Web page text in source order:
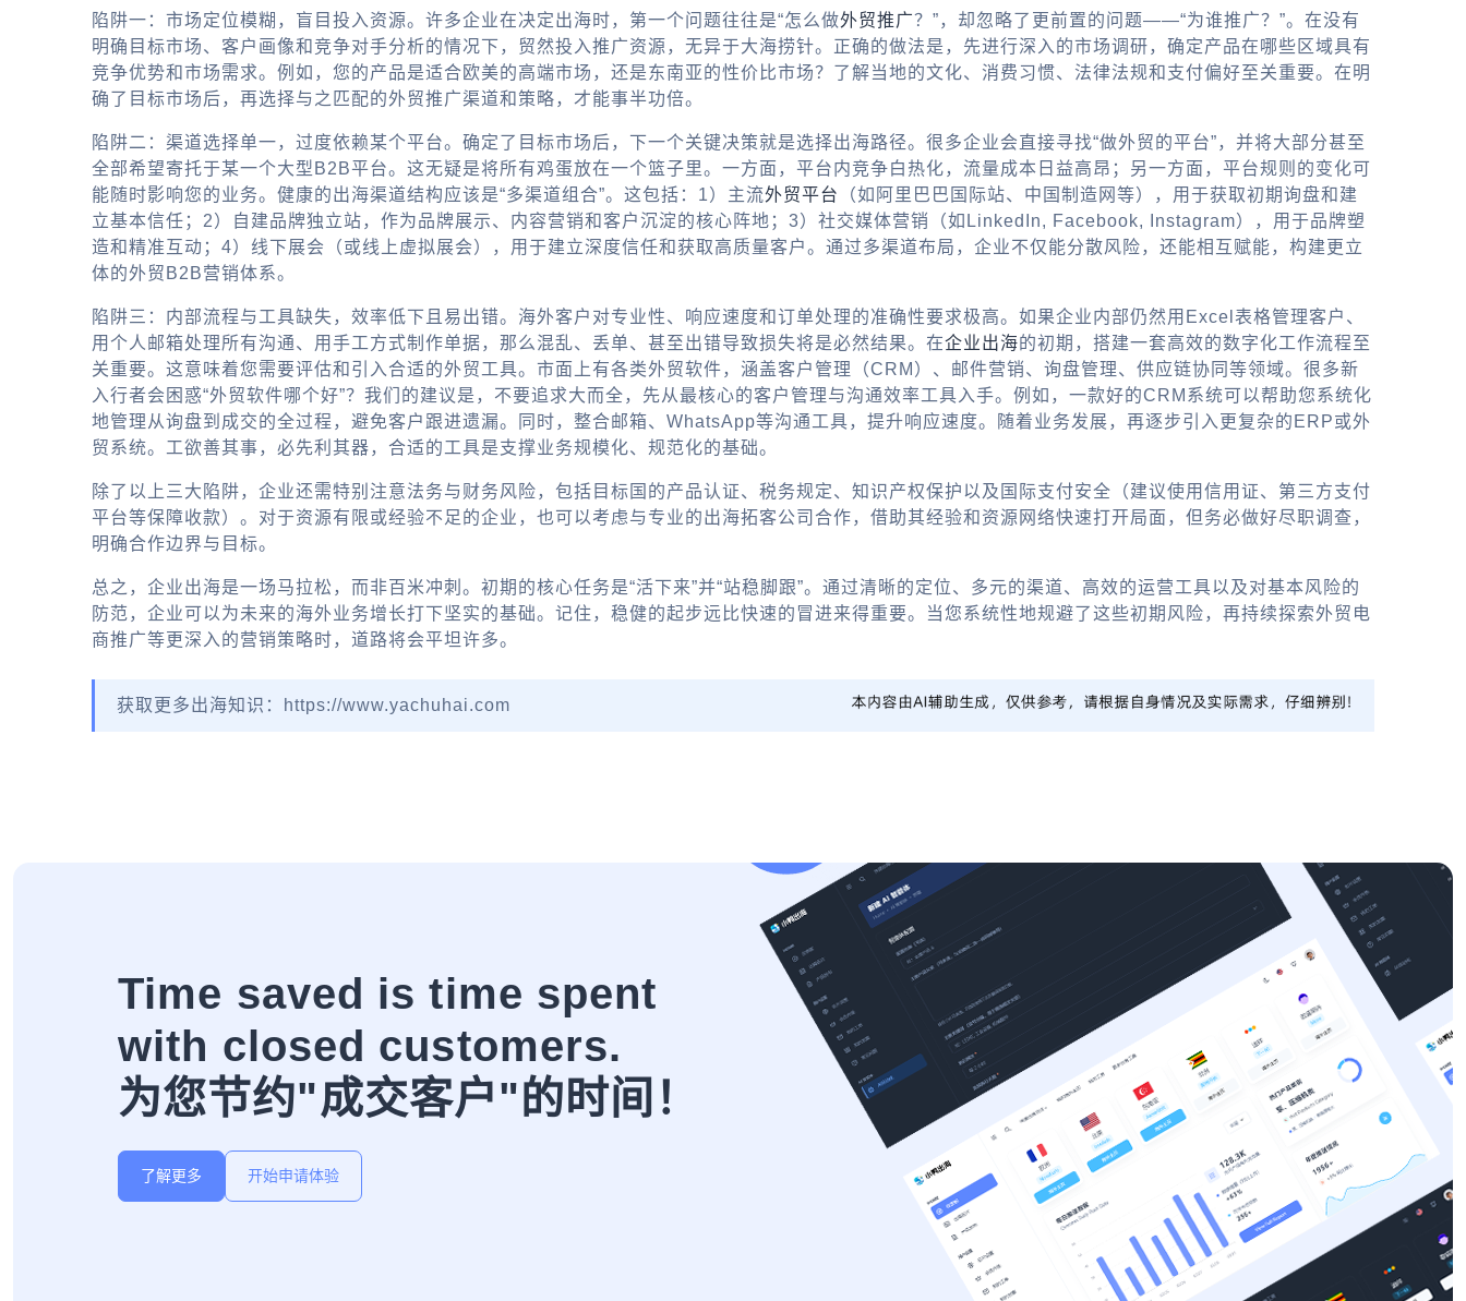
陷阱一：市场定位模糊，盲目投入资源。 许多企业在决定出海时，第一个问题往往是“怎么做外贸推广？”，却忽略了更前置的问题——“为谁推广？”。在没有
明确目标市场、客户画像和竞争对手分析的情况下，贸然投入推广资源，无异于大海捞针。正确的做法是，先进行深入的市场调研，确定产品在哪些区域具有
竞争优势和市场需求。例如，您的产品是适合欧美的高端市场，还是东南亚的性价比市场？了解当地的文化、消费习惯、法律法规和支付偏好至关重要。在明
确了目标市场后，再选择与之匹配的外贸推广渠道和策略，才能事半功倍。
陷阱二：渠道选择单一，过度依赖某个平台。 确定了目标市场后，下一个关键决策就是选择出海路径。很多企业会直接寻找“做外贸的平台”，并将大部分甚至
全部希望寄托于某一个大型B2B平台。这无疑是将所有鸡蛋放在一个篮子里。一方面，平台内竞争白热化，流量成本日益高昂；另一方面，平台规则的变化可
能随时影响您的业务。健康的出海渠道结构应该是“多渠道组合”。这包括：1）主流外贸平台
（如阿里巴巴国际站、中国制造网等），用于获取初期询盘和建
立基本信任；2）自建品牌独立站，作为品牌展示、内容营销和客户沉淀的核心阵地；3）社交媒体营销（如LinkedIn, Facebook, Instagram），用于品牌塑
造和精准互动；4）线下展会（或线上虚拟展会），用于建立深度信任和获取高质量客户。通过多渠道布局，企业不仅能分散风险，还能相互赋能，构建更立
体的外贸B2B营销体系。
陷阱三：内部流程与工具缺失，效率低下且易出错。 海外客户对专业性、响应速度和订单处理的准确性要求极高。如果企业内部仍然用Excel表格管理客户、
用个人邮箱处理所有沟通、用手工方式制作单据，那么混乱、丢单、甚至出错导致损失将是必然结果。在企业出海的初期，搭建一套高效的数字化工作流程至
关重要。这意味着您需要评估和引入合适的外贸工具。市面上有各类外贸软件 ，涵盖客户管理（CRM）、邮件营销、询盘管理、供应链协同等领域。很多新
入行者会困惑“外贸软件哪个好”？我们的建议是，不要追求大而全，先从最核心的客户管理与沟通效率工具入手。例如，一款好的CRM系统可以帮助您系统化
地管理从询盘到成交的全过程，避免客户跟进遗漏。同时，整合邮箱、WhatsApp等沟通工具，提升响应速度。随着业务发展，再逐步引入更复杂的ERP或外
贸系统。工欲善其事，必先利其器，合适的工具是支撑业务规模化、规范化的基础。
除了以上三大陷阱，企业还需特别注意法务与财务风险，包括目标国的产品认证、税务规定、知识产权保护以及国际支付安全（建议使用信用证、第三方支付
平台等保障收款）。对于资源有限或经验不足的企业，也可以考虑与专业的出海拓客公司 合作，借助其经验和资源网络快速打开局面，但务必做好尽职调查，
明确合作边界与目标。
总之， 企业出海是一场马拉松，而非百米冲刺。初期的核心任务是“活下来”并“站稳脚跟”。通过清晰的定位、多元的渠道、高效的运营工具以及对基本风险的
防范，企业可以为未来的海外业务增长打下坚实的基础。记住，稳健的起步远比快速的冒进来得重要。当您系统性地规避了这些初期风险，再持续探索外贸电
商推广等更深入的营销策略时，道路将会平坦许多。
获取更多出海知识：https://www.yachuhai.com
Time saved is time spent
with closed customers.
为您节约"成交客户"的时间！
了解更多 开始申请体验